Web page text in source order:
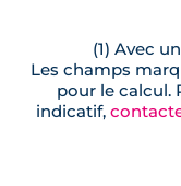
(1) Avec
Les champs
pour le calcul.
indicatif,